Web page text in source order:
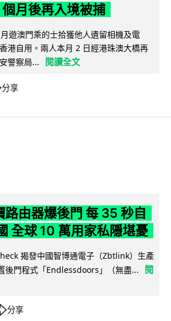
月後再入境被捕
遊澳門乘的士拾獲他人遺留相機及電
港自用。兩人本月 2 日經港珠澳大橋再
警察局...
閱讀全文
分享
由器爆後門 每 35 秒自
全球 10 萬用家私隱堪憂
揭發中國智博通電子（Zbtlink）生產
後門程式「Endlessdoors」（無盡...
閱
分享